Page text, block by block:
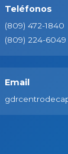
Teléfonos
(809) 472-1840
(809) 224-6049
Email